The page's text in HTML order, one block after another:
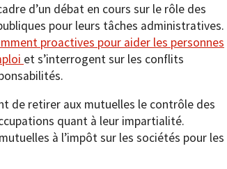
d’un débat en cours sur le rôle des
pour leurs tâches administratives.
proactives pour aider les personnes
et s’interrogent sur les conflits
de retirer aux mutuelles le contrôle des
quant à leur impartialité.
à l’impôt sur les sociétés pour les